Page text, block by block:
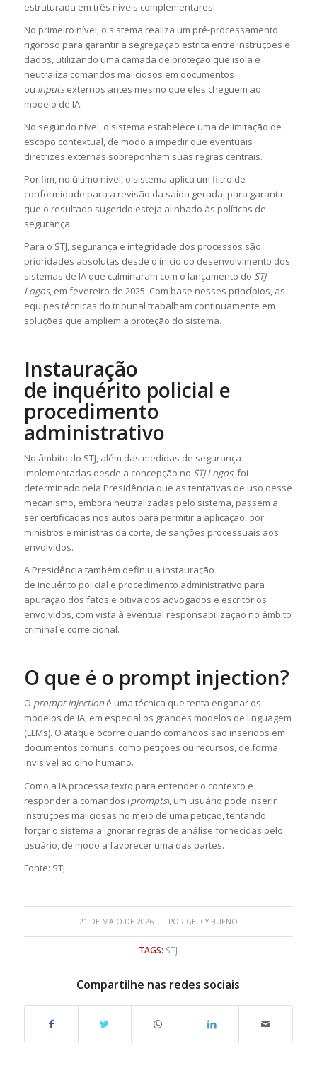
estruturada em três níveis complementares.
No primeiro nível, o sistema realiza um pré-processamento
rigoroso para garantir a segregação estrita entre instruções e
dados, utilizando uma camada de proteção que isola e
neutraliza comandos maliciosos em documentos
ou inputsexternos antes mesmo que eles cheguem ao
modelo de IA.
No segundo nível, o sistema estabelece uma delimitação de
escopo contextual, de modo a impedir que eventuais
diretrizes externas sobreponham suas regras centrais.
Por fim, no último nível, o sistema aplica um filtro de
conformidade para a revisão da saída gerada, para garantir
que o resultado sugerido esteja alinhado às políticas de
segurança.
Para o STJ, segurança e integridade dos processos são
prioridades absolutas desde o início do desenvolvimento dos
sistemas de IA que culminaram com o lançamento do STJ
Logos, em fevereiro de 2025. Com base nesses princípios, as
equipes técnicas do tribunal trabalham continuamente em
soluções que ampliem a proteção do sistema.
Instauração
de inquérito policial e
procedimento
administrativo
No âmbito do STJ, além das medidas de segurança
implementadas desde a concepção no STJ Logos, foi
determinado pela Presidência que as tentativas de uso desse
mecanismo, embora neutralizadas pelo sistema, passem a
ser certificadas nos autos para permitir a aplicação, por
ministros e ministras da corte, de sanções processuais aos
envolvidos.
A Presidência também definiu a instauração
de inquérito policial e procedimento administrativo para
apuração dos fatos e oitiva dos advogados e escritórios
envolvidos, com vista à eventual responsabilização no âmbito
criminal e correicional.
O que é o prompt injection?
O prompt injectioné uma técnica que tenta enganar os
modelos de IA, em especial os grandes modelos de linguagem
(LLMs). O ataque ocorre quando comandos são inseridos em
documentos comuns, como petições ou recursos, de forma
invisível ao olho humano.
Como a IA processa texto para entender o contexto e
responder a comandos (prompts), um usuário pode inserir
instruções maliciosas no meio de uma petição, tentando
forçar o sistema a ignorar regras de análise fornecidas pelo
usuário, de modo a favorecer uma das partes.
Fonte: STJ
21 DE MAIO DE 2026
/ POR GELCY BUENO
TAGS: STJ
Compartilhe nas redes sociais